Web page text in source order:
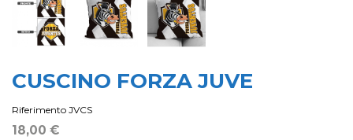
CUSCINO FORZA JUVE
Riferimento JVCS
18,00 €